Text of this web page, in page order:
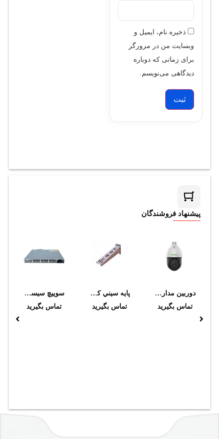
ذخیره نام، ایمیل و
وبسایت من در مرورگر
برای زمانی که دوباره
دیدگاهی می‌نویسم.
پیشنهاد فروشندگان
دوربین مداربسته تحت شبکه تیاندی مدل TC-H324S 25X/I/E
تماس بگیرید
پايه سيني کابل دانوب 200*60
تماس بگیرید
سوييچ سيسکو مدل WS-C3850-48F-S
تماس بگیرید